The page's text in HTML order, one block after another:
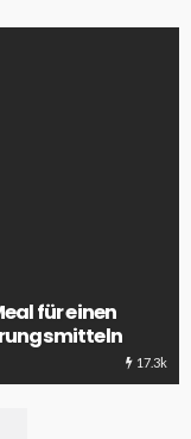
für einen
17.3k